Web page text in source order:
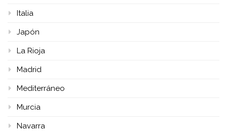
Italia
Japón
La Rioja
Madrid
Mediterráneo
Murcia
Navarra